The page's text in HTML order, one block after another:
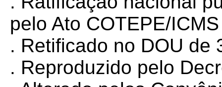
pelo Ato COTEPE/
. Retificado no DOU de
. Reproduzido pelo